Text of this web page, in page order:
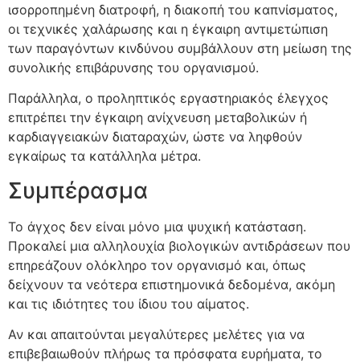
ισορροπημένη διατροφή, η διακοπή του καπνίσματος,
οι τεχνικές χαλάρωσης και η έγκαιρη αντιμετώπιση
των παραγόντων κινδύνου συμβάλλουν στη μείωση της
συνολικής επιβάρυνσης του οργανισμού.
Παράλληλα, ο προληπτικός εργαστηριακός έλεγχος
επιτρέπει την έγκαιρη ανίχνευση μεταβολικών ή
καρδιαγγειακών διαταραχών, ώστε να ληφθούν
εγκαίρως τα κατάλληλα μέτρα.
Συμπέρασμα
Το άγχος δεν είναι μόνο μια ψυχική κατάσταση.
Προκαλεί μια αλληλουχία βιολογικών αντιδράσεων που
επηρεάζουν ολόκληρο τον οργανισμό και, όπως
δείχνουν τα νεότερα επιστημονικά δεδομένα, ακόμη
και τις ιδιότητες του ίδιου του αίματος.
Αν και απαιτούνται μεγαλύτερες μελέτες για να
επιβεβαιωθούν πλήρως τα πρόσφατα ευρήματα, το